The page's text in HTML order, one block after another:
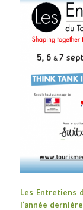
Les Entretiens
l’année dernière